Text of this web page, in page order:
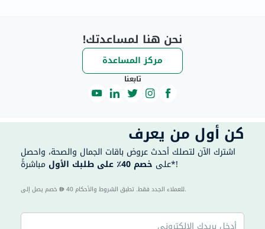
نحن هنا لمساعدتك!
مركز المساعدة
تابعنا
كن أول من يعرف
اشترك الآن لتصلك أحدث عروض باقات الجمال والصحة، واحصل
على خصم 40٪ على طلبك الأول مباشرةً*!
40 للعملاء الجدد فقط. تطبق الشروط والأحكام.